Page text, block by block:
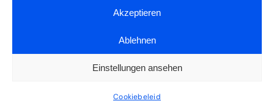
Akzeptieren
Ablehnen
Einstellungen ansehen
Cookiebeleid
Colofon Privacy